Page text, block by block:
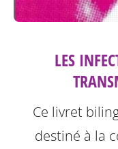
LES
Ce livret
destiné à la